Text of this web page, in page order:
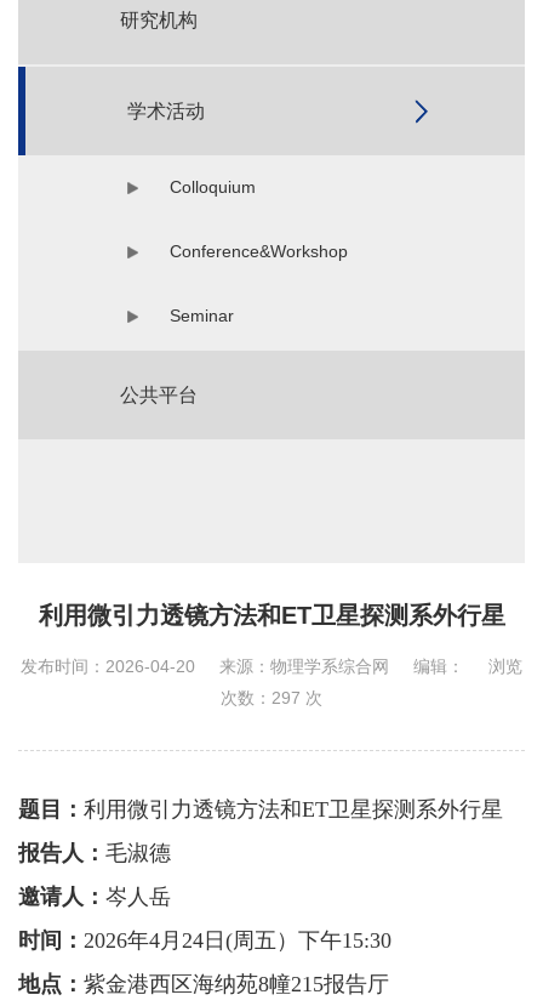
研究机构
学术活动
Colloquium
Conference&Workshop
Seminar
公共平台
利用微引力透镜方法和ET卫星探测系外行星
发布时间：2026-04-20 来源：物理学系综合网 编辑：
浏览
次数： 297 次
题目： 利用微引力透镜方法和ET卫星探测系外行星
报告人： 毛淑德
邀请人 ： 岑人岳
时间： 2026年4月24日(周五）下午15:30
地点： 紫金港西区海纳苑8幢215报告厅